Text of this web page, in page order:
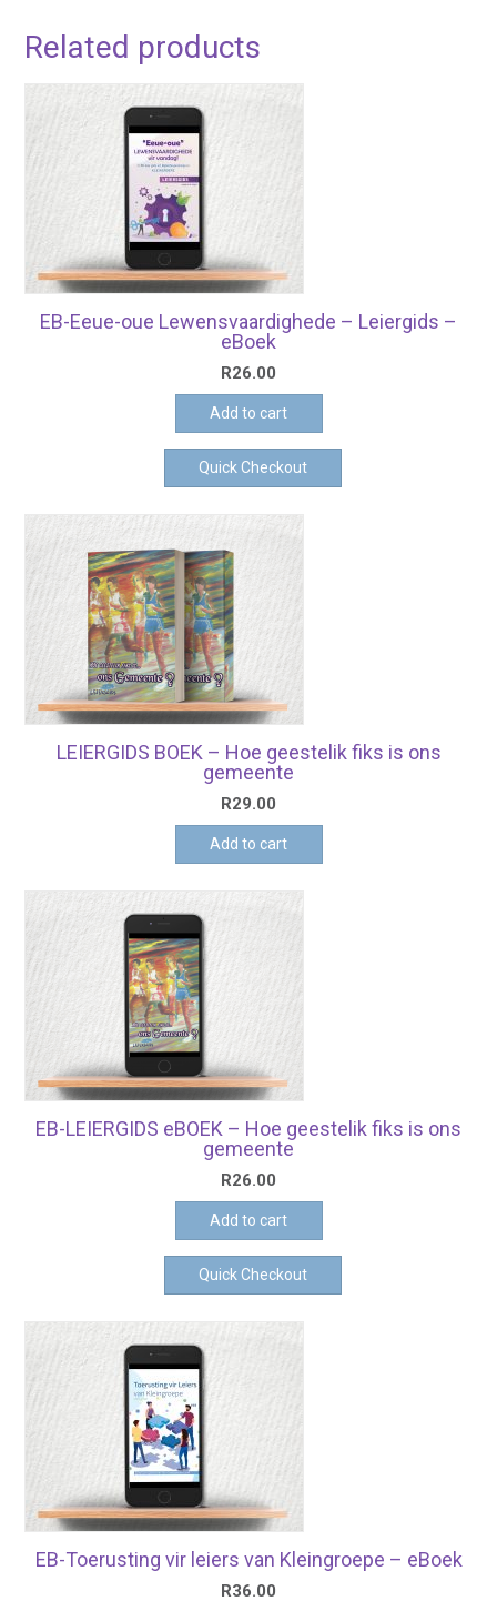
Related products
EB-Eeue-oue Lewensvaardighede – Leiergids –
eBoek
R26.00
Add to cart
Quick Checkout
LEIERGIDS BOEK – Hoe geestelik fiks is ons
gemeente
R29.00
Add to cart
EB-LEIERGIDS eBOEK – Hoe geestelik fiks is ons
gemeente
R26.00
Add to cart
Quick Checkout
EB-Toerusting vir leiers van Kleingroepe – eBoek
R36.00